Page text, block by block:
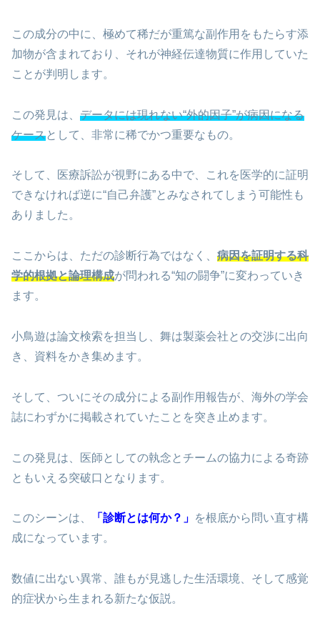
この成分の中に、極めて稀だが重篤な副作用をもたらす添
加物が含まれており、それが神経伝達物質に作用していた
ことが判明します。
この発見は、 データには現れない“外的因子”が病因になる
ケースとして、非常に稀でかつ重要なもの。
そして、医療訴訟が視野にある中で、これを医学的に証明
できなければ逆に“自己弁護”とみなされてしまう可能性も
ありました。
ここからは、ただの診断行為ではなく、 病因を証明する科
学的根拠と論理構成が問われる“知の闘争”に変わっていき
ます。
小鳥遊は論文検索を担当し、舞は製薬会社との交渉に出向
き、資料をかき集めます。
そして、ついにその成分による副作用報告が、海外の学会
誌にわずかに掲載されていたことを突き止めます。
この発見は、医師としての執念とチームの協力による奇跡
ともいえる突破口となります。
このシーンは、 「診断とは何か？」 を根底から問い直す構
成になっています。
数値に出ない異常、誰もが見逃した生活環境、そして感覚
的症状から生まれる新たな仮説。